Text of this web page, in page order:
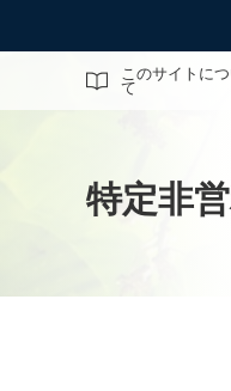
このサイトに
て
サイト内検索
特定非